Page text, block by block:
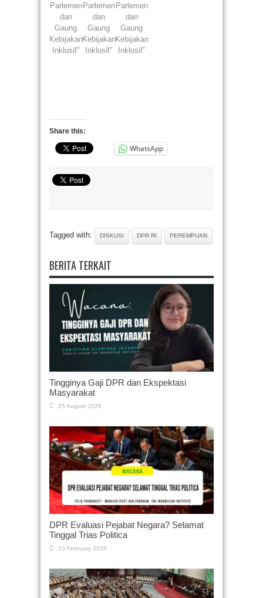
Parlemen
dan
Gaung
Kebijakan
Inklusif”
Parlemen
dan
Gaung
Kebijakan
Inklusif”
Parlemen
dan
Gaung
Kebijakan
Inklusif”
Share this:
WhatsApp
Tagged with: DISKUSI DPR RI PEREMPUAN
BERITA TERKAIT
Tingginya Gaji DPR dan Ekspektasi
Masyarakat
25 August 2025
DPR Evaluasi Pejabat Negara? Selamat
Tinggal Trias Politica
10 February 2025